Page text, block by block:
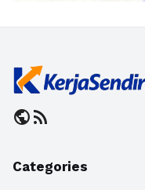
publicrss_feed
Categories